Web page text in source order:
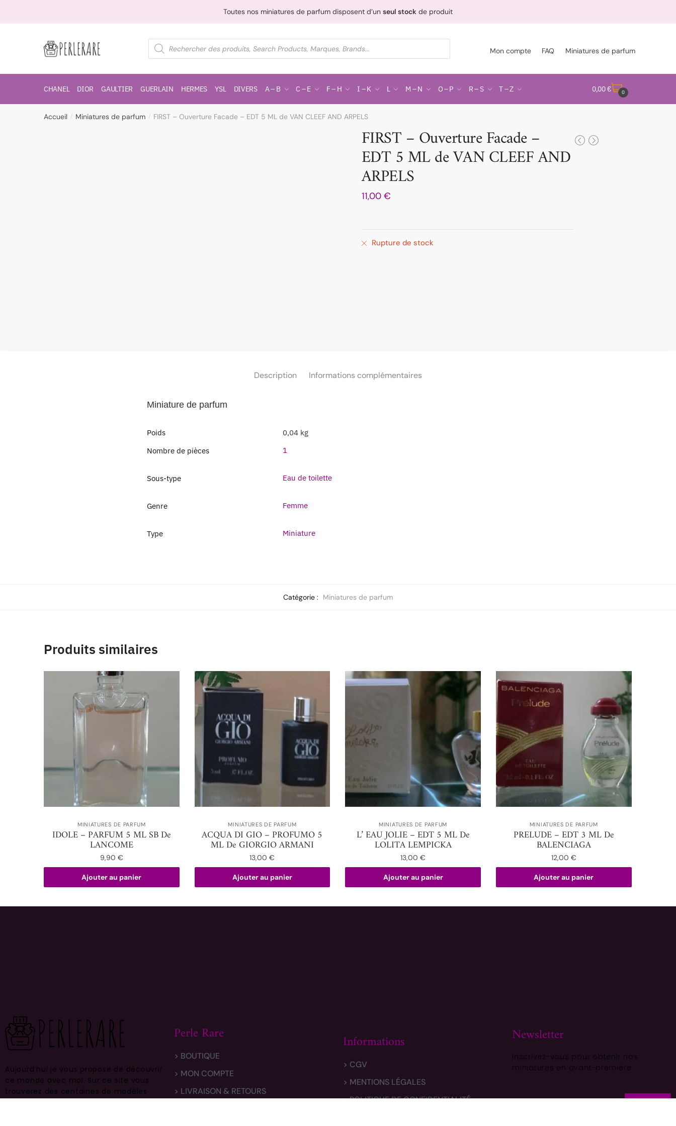
Toutes nos miniatures de parfum disposent d’un seul stock de produit
Mon compte FAQ Miniatures de parfum
CHANEL DIOR GAULTIER GUERLAIN HERMES YSL DIVERS A – B C – E F – H I – K L M – N O – P R – S T – Z 0,00 € 0
Accueil / Miniatures de parfum / FIRST – Ouverture Facade – EDT 5 ML de VAN CLEEF AND ARPELS
FIRST – Ouverture Facade –
EDT 5 ML de VAN CLEEF AND
ARPELS
11,00 €
Rupture de stock
Description Informations complémentaires
Miniature de parfum
Poids
0,04 kg
Nombre de pièces
1
Sous-type Eau de toilette
Genre Femme
Type Miniature
Catégorie : Miniatures de parfum
Produits similaires
MINIATURES DE PARFUM
IDOLE – PARFUM 5 ML SB De
LANCOME
9,90 €
Ajouter au panier
MINIATURES DE PARFUM
ACQUA DI GIO – PROFUMO 5
ML De GIORGIO ARMANI
13,00€
Ajouter au panier
MINIATURES DE PARFUM
L’ EAU JOLIE – EDT 5 ML De
LOLITA LEMPICKA
13,00€
Ajouter au panier
MINIATURES DE PARFUM
PRELUDE – EDT 3 ML De
BALENCIAGA
12,00 €
Ajouter au panier
Aujourd’hui je vous propose de découvrir
ce monde avec moi. Sur ce site vous
trouverez des centaines de modèles
Perle Rare
> BOUTIQUE
> MON COMPTE
> LIVRAISON & RETOURS
Informations
> CGV
> MENTIONS LÉGALES
> POLITIQUE DE CONFIDENTIALITÉ
Newsletter
Inscrivez-vous pour obtenir nos
miniatures en avant-première